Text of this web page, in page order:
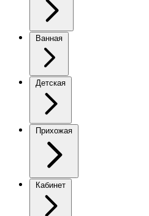
Ванная
Детская
Прихожая
Кабинет